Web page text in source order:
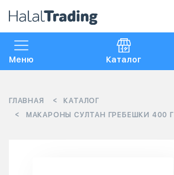
Меню Каталог
ГЛАВНАЯ
КАТАЛОГ
МАКАРОНЫ СУЛТАН ГРЕБЕШКИ 400 Г